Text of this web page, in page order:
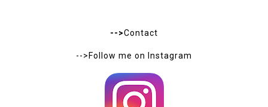
-->Contact
-->Follow me on Instagram